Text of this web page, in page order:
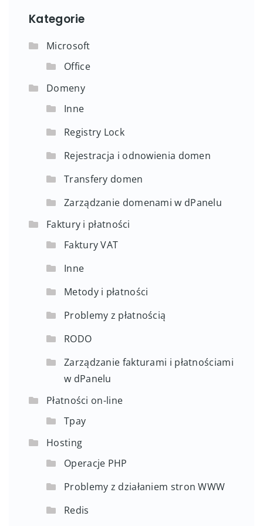
Kategorie
Microsoft
Office
Domeny
Inne
Registry Lock
Rejestracja i odnowienia domen
Transfery domen
Zarządzanie domenami w dPanelu
Faktury i płatności
Faktury VAT
Inne
Metody i płatności
Problemy z płatnością
RODO
Zarządzanie fakturami i płatnościami
w dPanelu
Płatności on-line
Tpay
Hosting
Operacje PHP
Problemy z działaniem stron WWW
Redis